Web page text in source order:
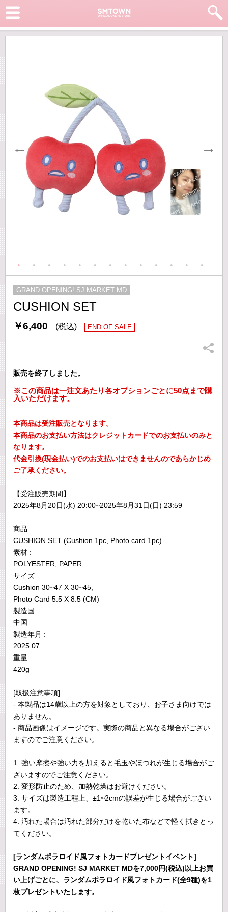
CUSHION SET
￥6,400 (税込) END OF SALE
GRAND OPENING! SJ MARKET MD
販売を終了しました。
※この商品は一注文あたり各オプションごとに50点まで購
入いただけます。
本商品は受注販売となります。
本商品のお支払い方法はクレジットカードでのお支払いのみと
なります。
代金引換(現金払い)でのお支払いはできませんのであらかじめ
ご了承ください。
【受注販売期間】
2025年8月20日(水) 20:00~2025年8月31日(日) 23:59
商品 :
CUSHION SET (Cushion 1pc, Photo card 1pc)
素材 :
POLYESTER, PAPER
サイズ :
Cushion 30~47 X 30~45,
Photo Card 5.5 X 8.5 (CM)
製造国 :
中国
製造年月 :
2025.07
重量 :
420g
[取扱注意事項]
- 本製品は14歳以上の方を対象としており、お子さま向けでは
ありません。
- 商品画像はイメージです。実際の商品と異なる場合がござい
ますのでご注意ください。
1. 強い摩擦や強い力を加えると毛玉やほつれが生じる場合がご
ざいますのでご注意ください。
2. 変形防止のため、加熱乾燥はお避けください。
3. サイズは製造工程上、±1~2cmの誤差が生じる場合がござい
ます。
4. 汚れた場合は汚れた部分だけを乾いた布などで軽く拭きとっ
てください。
[ランダムポラロイド風フォトカードプレゼントイベント]
GRAND OPENING! SJ MARKET MDを7,000円(税込)以上お買
い上げごとに、ランダムポラロイド風フォトカード(全9種)を1
枚プレゼントいたします。